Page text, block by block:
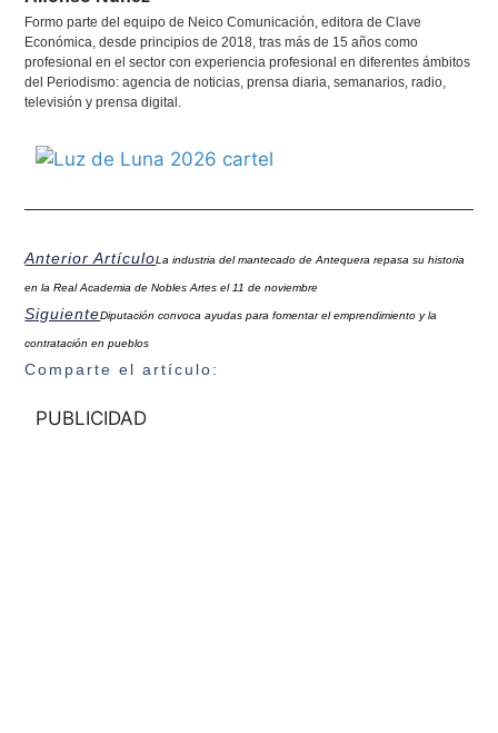
Formo parte del equipo de Neico Comunicación, editora de Clave
Económica, desde principios de 2018, tras más de 15 años como
profesional en el sector con experiencia profesional en diferentes ámbitos
del Periodismo: agencia de noticias, prensa diaria, semanarios, radio,
televisión y prensa digital.
Anterior ArtículoLa industria del mantecado de Antequera repasa su historia
en la Real Academia de Nobles Artes el 11 de noviembre
SiguienteDiputación convoca ayudas para fomentar el emprendimiento y la
contratación en pueblos
Comparte el artículo:
PUBLICIDAD